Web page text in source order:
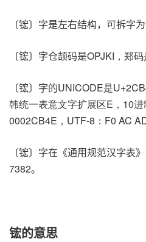
〔𬭎〕字是左右结构，可拆字为
〔𬭎〕字仓颉码是OPJKI，郑码
〔𬭎〕字的UNICODE是
韩统一表意文字扩展区E，10
0002CB4E，UTF-8：F0 AC AD
〔𬭎〕字在《通用规范汉字表
7382。
𬭎的意思